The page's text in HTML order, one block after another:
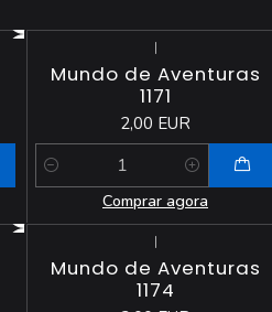
|
Mundo de Aventuras
1171
2,00 EUR
Quantidade
Comprar agora
|
Mundo de Aventuras
1174